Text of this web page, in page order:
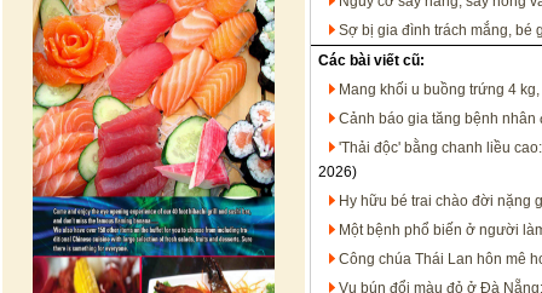
Sợ bị gia đình trách mắng, bé
Các bài viết cũ:
Mang khối u buồng trứng 4
Cảnh báo gia tăng bệnh nhân
'Thải độc' bằng chanh liều
2026)
Hy hữu bé trai chào đời nặng
Một bệnh phổ biến ở người
Công chúa Thái Lan hôn mê
Vụ bún đổi màu đỏ ở Đà